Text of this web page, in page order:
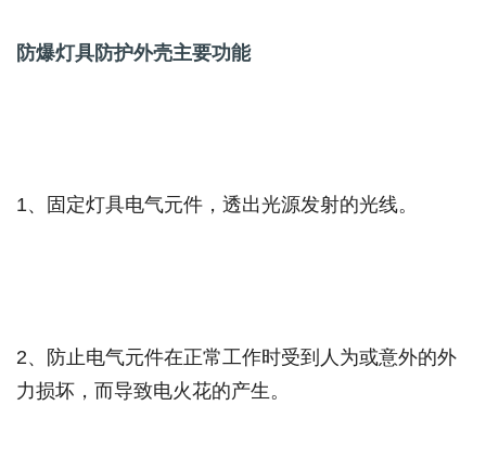
防爆灯具防护外壳主要功能
1、固定灯具电气元件，透出光源发射的光线。
2、防止电气元件在正常工作时受到人为或意外的外
力损坏，而导致电火花的产生。